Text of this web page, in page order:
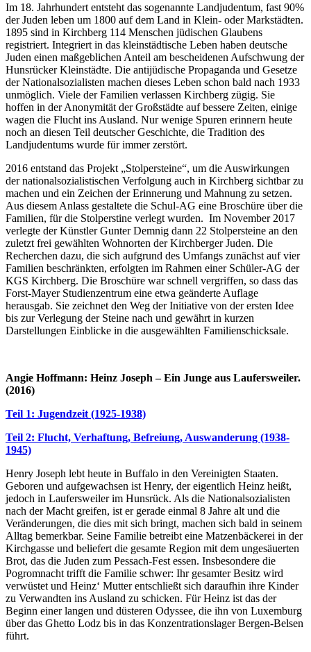
Im 18. Jahrhundert entsteht das sogenannte Landjudentum, fast 90%
der Juden leben um 1800 auf dem Land in Klein- oder Markstädten.
1895 sind in Kirchberg 114 Menschen jüdischen Glaubens
registriert. Integriert in das kleinstädtische Leben haben deutsche
Juden einen maßgeblichen Anteil am bescheidenen Aufschwung der
Hunsrücker Kleinstädte. Die antijüdische Propaganda und Gesetze
der Nationalsozialisten machen dieses Leben schon bald nach 1933
unmöglich. Viele der Familien verlassen Kirchberg zügig. Sie
hoffen in der Anonymität der Großstädte auf bessere Zeiten, einige
wagen die Flucht ins Ausland. Nur wenige Spuren erinnern heute
noch an diesen Teil deutscher Geschichte, die Tradition des
Landjudentums wurde für immer zerstört.
2016 entstand das Projekt „Stolpersteine“, um die Auswirkungen
der nationalsozialistischen Verfolgung auch in Kirchberg sichtbar zu
machen und ein Zeichen der Erinnerung und Mahnung zu setzen.
Aus diesem Anlass gestaltete die Schul-AG eine Broschüre über die
Familien, für die Stolperstine verlegt wurden. Im November 2017
verlegte der Künstler Gunter Demnig dann 22 Stolpersteine an den
zuletzt frei gewählten Wohnorten der Kirchberger Juden. Die
Recherchen dazu, die sich aufgrund des Umfangs zunächst auf vier
Familien beschränkten, erfolgten im Rahmen einer Schüler-AG der
KGS Kirchberg. Die Broschüre war schnell vergriffen, so dass das
Forst-Mayer Studienzentrum eine etwa geänderte Auflage
herausgab. Sie zeichnet den Weg der Initiative von der ersten Idee
bis zur Verlegung der Steine nach und gewährt in kurzen
Darstellungen Einblicke in die ausgewählten Familienschicksale.
Angie Hoffmann: Heinz Joseph – Ein Junge aus Laufersweiler.
(2016)
Teil 1: Jugendzeit (1925-1938)
Teil 2: Flucht, Verhaftung, Befreiung, Auswanderung (1938-
1945)
Henry Joseph lebt heute in Buffalo in den Vereinigten Staaten.
Geboren und aufgewachsen ist Henry, der eigentlich Heinz heißt,
jedoch in Laufersweiler im Hunsrück. Als die Nationalsozialisten
nach der Macht greifen, ist er gerade einmal 8 Jahre alt und die
Veränderungen, die dies mit sich bringt, machen sich bald in seinem
Alltag bemerkbar. Seine Familie betreibt eine Matzenbäckerei in der
Kirchgasse und beliefert die gesamte Region mit dem ungesäuerten
Brot, das die Juden zum Pessach-Fest essen. Insbesondere die
Pogromnacht trifft die Familie schwer: Ihr gesamter Besitz wird
verwüstet und Heinz‘ Mutter entschließt sich daraufhin ihre Kinder
zu Verwandten ins Ausland zu schicken. Für Heinz ist das der
Beginn einer langen und düsteren Odyssee, die ihn von Luxemburg
über das Ghetto Lodz bis in das Konzentrationslager Bergen-Belsen
führt.